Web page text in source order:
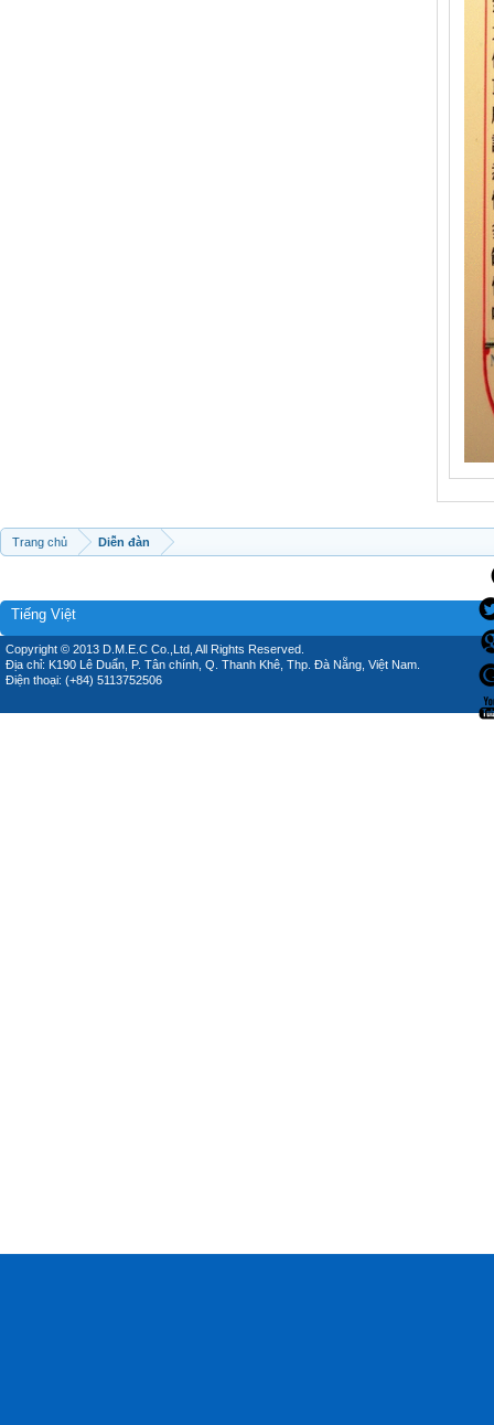
Trang chủ Diễn đàn
Tiếng Việt
Copyright © 2013 D.M.E.C Co.,Ltd, All Rights Reserved.
Địa chỉ: K190 Lê Duẩn, P. Tân chính, Q. Thanh Khê, Thp. Đà Nẵng, Việt Nam.
Điện thoại: (+84) 5113752506